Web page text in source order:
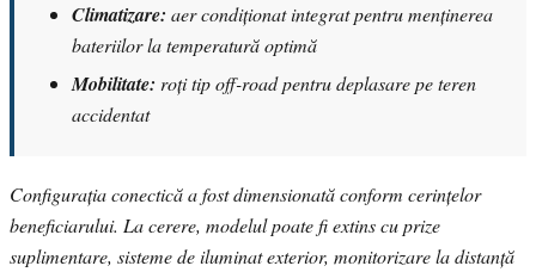
Climatizare: aer condiționat integrat pentru menținerea
bateriilor la temperatură optimă
Mobilitate: roți tip off-road pentru deplasare pe teren
accidentat
Configurația conectică a fost dimensionată conform cerințelor
beneficiarului. La cerere, modelul poate fi extins cu prize
suplimentare, sisteme de iluminat exterior, monitorizare la distanță